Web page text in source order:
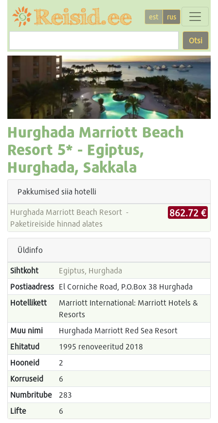
est rus
Otsi
Hurghada Marriott Beach
Resort 5* - Egiptus,
Hurghada, Sakkala
Pakkumised siia hotelli
Hurghada Marriott Beach Resort -
Paketireiside hinnad alates
862.72 €
Üldinfo
Sihtkoht
Egiptus, Hurghada
Postiaadress El Corniche Road, P.O.Box 38 Hurghada
Hotellikett
Marriott International: Marriott Hotels &
Resorts
Muu nimi
Hurghada Marriott Red Sea Resort
Ehitatud
1995 renoveeritud 2018
Hooneid
2
Korruseid
6
Numbritube
283
Lifte
6